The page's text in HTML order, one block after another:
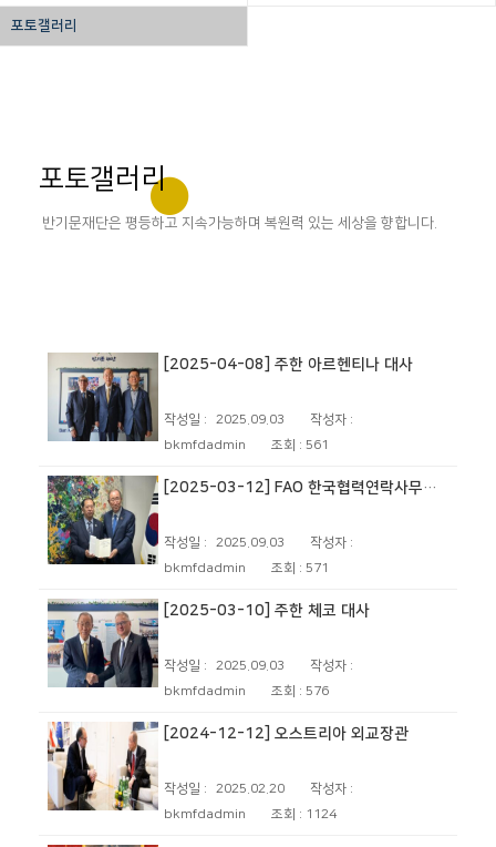
포토갤러리
포토갤러리
반기문재단은 평등하고 지속가능하며 복원력 있는 세상을 향합니다.
[2025-04-08] 주한 아르헨티나 대사
작성일 : 2025.09.03
작성자 :
bkmfdadmin
조회 : 561
[2025-03-12] FAO 한국협력연락사무소장
작성일 : 2025.09.03
작성자 :
bkmfdadmin
조회 : 571
[2025-03-10] 주한 체코 대사
작성일 : 2025.09.03
작성자 :
bkmfdadmin
조회 : 576
[2024-12-12] 오스트리아 외교장관
작성일 : 2025.02.20
작성자 :
bkmfdadmin
조회 : 1124